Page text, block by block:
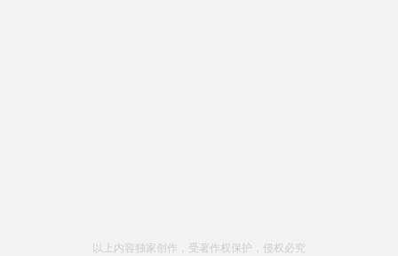
以上内容独家创作，受著作权保护，侵权必究